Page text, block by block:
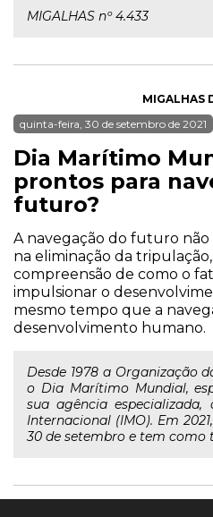
MIGALHAS nº 4.433
MIGALHAS
quinta-feira, 30 de setembro de 2021
Dia Marítimo
prontos para
futuro?
A navegação do futuro
na eliminação da tripulação,
compreensão de como o
impulsionar o
mesmo tempo que a
desenvolvimento humano.
Desde 1978 a Organização
o Dia Marítimo Mundial,
sua agência
Internacional (IMO). Em
30 de setembro e tem como